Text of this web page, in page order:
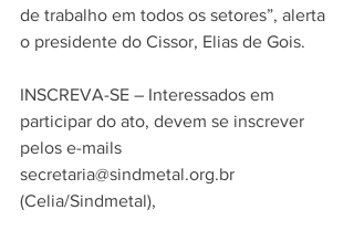
de trabalho em todos os setores”, alerta
o presidente do Cissor, Elias de Gois.
INSCREVA-SE – Interessados em
participar do ato, devem se inscrever
pelos e-mails
secretaria@sindmetal.org.br
(Celia/Sindmetal),